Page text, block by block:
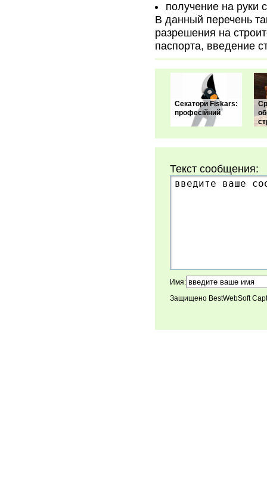
получение на руки
В данный перечень
разрешения на
паспорта, введение
Секатори Fiskars:
професійний
Текст сообщения:
Имя:
Защищено BestWebSoft